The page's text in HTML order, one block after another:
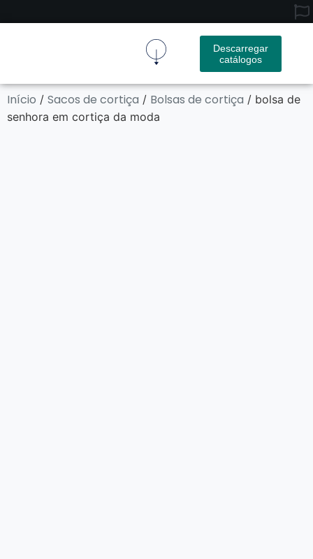
Descarregar
catálogos
Início / Sacos de cortiça / Bolsas de cortiça / bolsa de
senhora em cortiça da moda